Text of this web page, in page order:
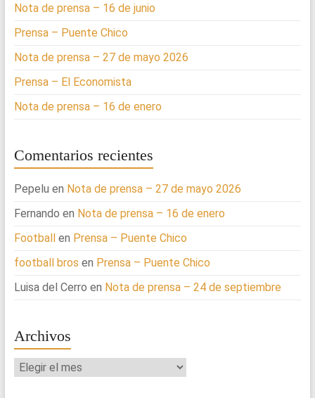
Nota de prensa – 16 de junio
Prensa – Puente Chico
Nota de prensa – 27 de mayo 2026
Prensa – El Economista
Nota de prensa – 16 de enero
Comentarios recientes
Pepelu en Nota de prensa – 27 de mayo 2026
Fernando en Nota de prensa – 16 de enero
Footballen Prensa – Puente Chico
football bros en Prensa – Puente Chico
Luisa del Cerro en Nota de prensa – 24 de septiembre
Archivos
Archivos